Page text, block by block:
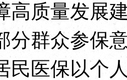
高质量发展
众参保意
医保以个人